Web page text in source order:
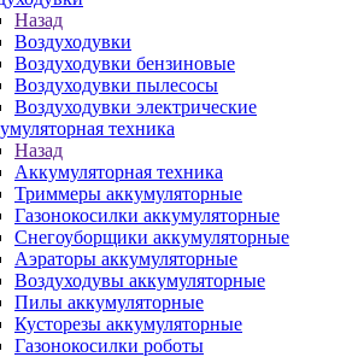
Назад
Воздуходувки
Воздуходувки бензиновые
Воздуходувки пылесосы
Воздуходувки электрические
техника
Назад
Аккумуляторная техника
Триммеры аккумуляторные
Газонокосилки аккумуляторные
Снегоуборщики аккумуляторные
Аэраторы аккумуляторные
Воздуходувы аккумуляторные
Пилы аккумуляторные
Кусторезы аккумуляторные
Газонокосилки роботы